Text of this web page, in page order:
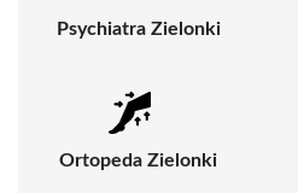
Psychiatra Zielonki
Ortopeda Zielonki